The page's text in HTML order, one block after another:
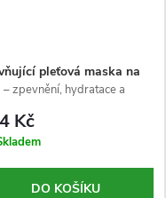
pleťová maska na
- Vegan Collagen+ -
– zpevnění, hydratace a
Kč
DO KOŠÍKU